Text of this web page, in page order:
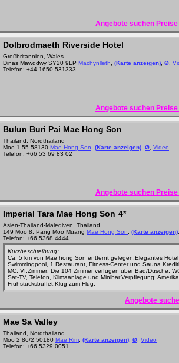
Angebote suchen
Dolbrodmaeth Riverside Hotel
Großbritannien, Wales
Dinas Mawddwy SY20 9LP Machynlleth (Karte anzeigen) Ø
Telefon: +44 1650 531333
Angebote suchen
Bulun Buri Pai Mae Hong Son
Thailand, Nordthailand
Moo 1 55 58130 Mae Hong Son (Karte anzeigen) Ø Video
Telefon: +66 53 69 83 02
Angebote suchen
Imperial Tara Mae Hong Son 4*
Asien-Thailand-Malediven, Thailand
149 Moo 8, Pang Moo Muang Mae Hong Son (Karte anzeigen)
Telefon: +66 5368 4444
Kurzbeschreibung:
Ca. 5 km von Mae hong Son entfernt gelegen.Elegantes
Swimmingpool, 1 Restaurant, Fitness-Center und
MC, VI.Zimmer: Die 104 Zimmer verfügen über Bad/Dusche,
Sat-TV, Telefon, Klimaanlage und Minibar.Verpflegung:
Frühstücksbuffet.Klug zum Flug:
Angebote
Mae Sa Valley
Thailand, Nordthailand
Moo 2 86/2 50180 Mae Rim (Karte anzeigen) Ø Video
Telefon: +66 5329 0051